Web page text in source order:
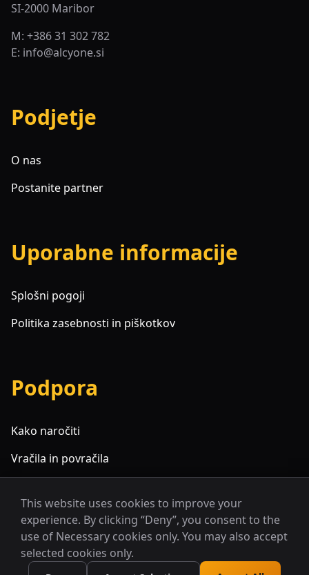
SI-2000 Maribor
M: +386 31 302 782
E: info@alcyone.si
Podjetje
O nas
Postanite partner
Uporabne informacije
Splošni pogoji
Politika zasebnosti in piškotkov
Podpora
Kako naročiti
Vračila in povračila
This website uses cookies to improve your
experience. By clicking “Deny”, you consent to the
use of Necessary cookies only. You may also accept
selected cookies only.